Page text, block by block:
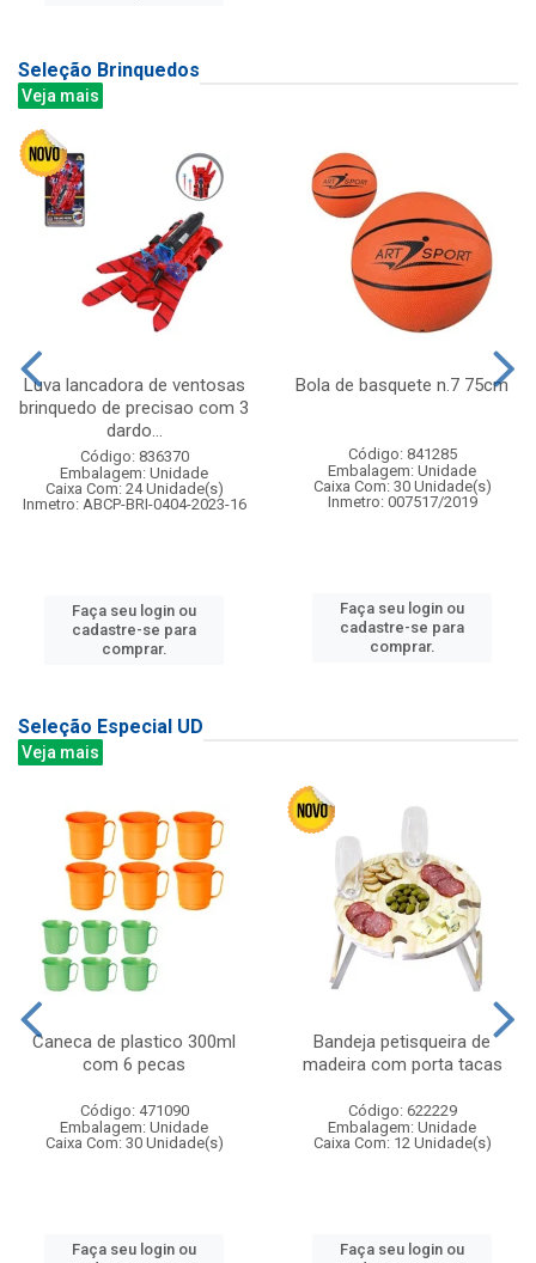
Seleção Brinquedos
Veja mais
Luva lancadora de ventosas
brinquedo de precisao com 3
dardo...
Código: 836370
Embalagem: Unidade
Caixa Com: 24 Unidade(s)
Inmetro: ABCP-BRI-0404-2023-16
Faça seu login ou
cadastre-se para
comprar.
Bola de basquete n.7 75cm
Código: 841285
Embalagem: Unidade
Caixa Com: 30 Unidade(s)
Inmetro: 007517/2019
Faça seu login ou
cadastre-se para
comprar.
Seleção Especial UD
Veja mais
Caneca de plastico 300ml
com 6 pecas
Código: 471090
Embalagem: Unidade
Caixa Com: 30 Unidade(s)
Faça seu login ou
Bandeja petisqueira de
madeira com porta tacas
Código: 622229
Embalagem: Unidade
Caixa Com: 12 Unidade(s)
Faça seu login ou